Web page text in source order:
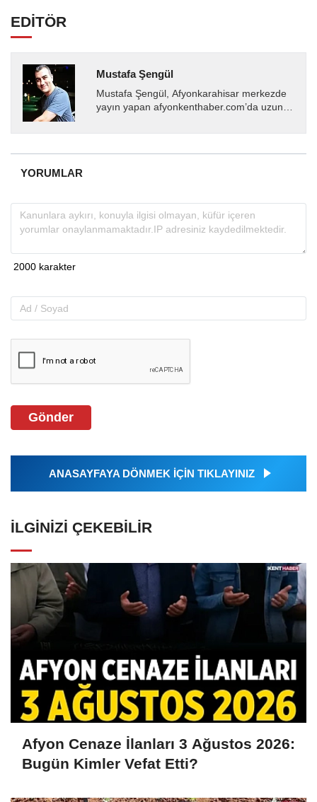
EDİTÖR
Mustafa Şengül
Mustafa Şengül, Afyonkarahisar merkezde
yayın yapan afyonkenthaber.com’da uzun
almakta, haber akışı...
YORUMLAR
Gönder
ANASAYFAYA DÖNMEK İÇİN TIKLAYINIZ
İLGINIZI ÇEKEBILIR
Afyon Cenaze İlanları 3 Ağustos 2026:
Bugün Kimler Vefat Etti?